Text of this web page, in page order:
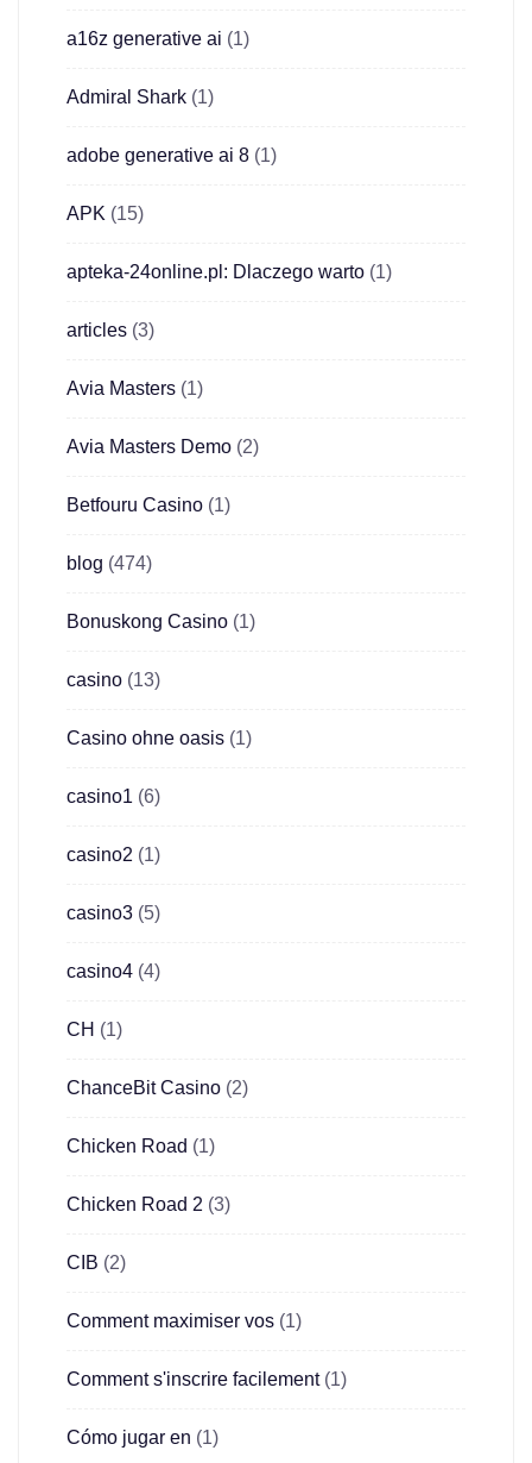
a16z generative ai (1)
Admiral Shark (1)
adobe generative ai 8 (1)
APK (15)
apteka-24online.pl: Dlaczego warto (1)
articles (3)
Avia Masters (1)
Avia Masters Demo (2)
Betfouru Casino (1)
blog (474)
Bonuskong Casino (1)
casino (13)
Casino ohne oasis (1)
casino1 (6)
casino2 (1)
casino3 (5)
casino4 (4)
CH (1)
ChanceBit Casino (2)
Chicken Road (1)
Chicken Road 2 (3)
CIB (2)
Comment maximiser vos (1)
Comment s'inscrire facilement(1)
Cómo jugar en (1)